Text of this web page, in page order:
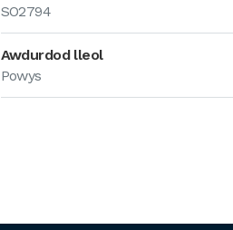
SO2794
Awdurdod lleol
Powys